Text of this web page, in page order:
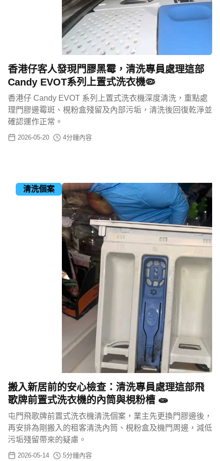
香港仔客人發現門膠黑霉，清洗專員處理這部
Candy EVOT系列上置式洗衣機🦠
香港仔 Candy EVOT 系列上置式洗衣機深度清洗，重點處
理門膠邊霉斑、梘粉盒殘留及內部污垢，清洗後回復乾淨並
確認運作正常。
2026-05-20 4分鐘內容
清洗個案
搬入新居前的安心檢查：清洗專員處理這部飛
歌牌前置式洗衣機的內筒與梘粉槽 🧫
屯門飛歌牌前置式洗衣機清洗個案，業主先更換門膠邊後，
再安排為剛搬入的租客清洗內筒、梘粉盒及機門周邊，減低
污垢殘留帶來的疑慮。
2026-05-14 5分鐘內容